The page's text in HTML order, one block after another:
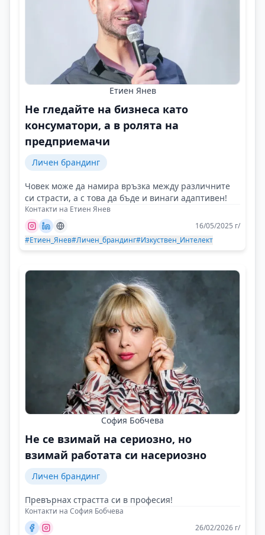
Етиен Янев
Не гледайте на бизнеса като
консуматори, а в ролята на
предприемачи
Личен брандинг
Човек може да намира връзка между различните
си страсти, а с това да бъде и винаги адаптивен!
Контакти на Етиен Янев
16/05/2025 г/
#Етиен_Янев#Личен_брандинг#Изкуствен_Интелект
София Бобчева
Не се взимай на сериозно, но
взимай работата си насериозно
Личен брандинг
Превърнах страстта си в професия!
Контакти на София Бобчева
26/02/2026 г/